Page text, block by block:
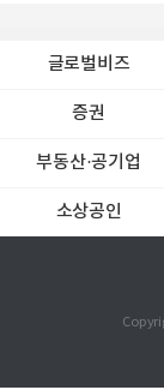
글로벌비즈
증권
부동산·공기업
소상공인